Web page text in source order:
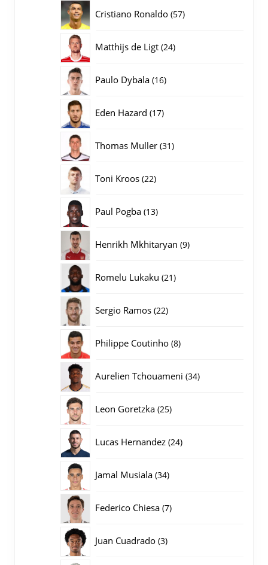
Cristiano Ronaldo 5757
Matthijs de Ligt 2424
Paulo Dybala 1616
Eden Hazard 1717
Thomas Muller 3131
Toni Kroos 2222
Paul Pogba 1313
Henrikh Mkhitaryan 99
Romelu Lukaku 2121
Sergio Ramos 2222
Philippe Coutinho 88
Aurelien Tchouameni 3434
Leon Goretzka 2525
Lucas Hernandez 2424
Jamal Musiala 3434
Federico Chiesa 77
Juan Cuadrado 33